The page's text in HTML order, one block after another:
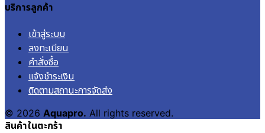
บริการลูกค้า
เข้าสู่ระบบ
ลงทะเบียน
คำสั่งซื้อ
แจ้งชำระเงิน
ติดตามสถานะการจัดส่ง
© 2026 Aquapro. All rights reserved.
สินค้าในตะกร้า